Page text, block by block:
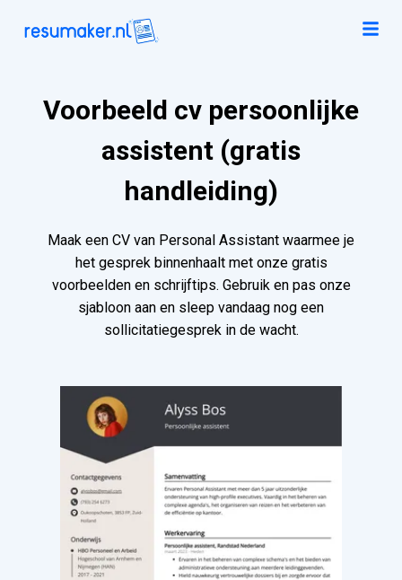
Voorbeeld cv persoonlijke
assistent (gratis
handleiding)
Maak een CV van Personal Assistant waarmee je
het gesprek binnenhaalt met onze gratis
voorbeelden en schrijftips. Gebruik en pas onze
sjabloon aan en sleep vandaag nog een
sollicitatiegesprek in de wacht.